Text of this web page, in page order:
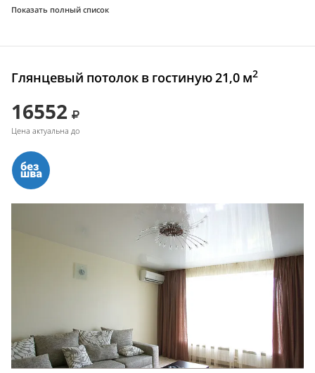
Показать полный список
Глянцевый потолок в гостиную 21,0 м2
16552
Цена актуальна до